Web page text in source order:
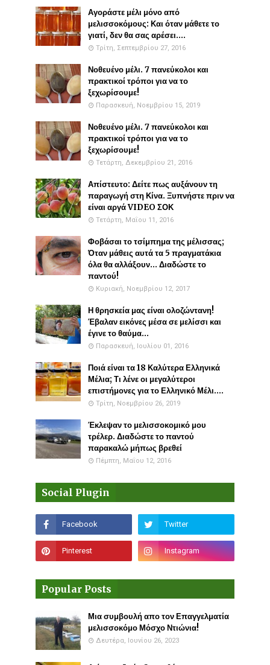
Αγοράστε μέλι μόνο από
μελισσοκόμους: Και όταν μάθετε το
γιατί, δεν θα σας αρέσει....
Τρίτη, Σεπτεμβρίου 27, 2016
Νοθευένο μέλι. 7 πανεύκολοι και
πρακτικοί τρόποι για να το
ξεχωρίσουμε!
Παρασκευή, Νοεμβρίου 15, 2019
Νοθευένο μέλι. 7 πανεύκολοι και
πρακτικοί τρόποι για να το
ξεχωρίσουμε!
Τετάρτη, Δεκεμβρίου 21, 2016
Απίστευτο: Δείτε πως αυξάνουν τη
παραγωγή στη Κίνα. Ξυπνήστε πριν να
είναι αργά VIDEO ΣΟΚ
Τετάρτη, Μαΐου 11, 2016
Φοβάσαι το τσίμπημα της μέλισσας;
Όταν μάθεις αυτά τα 5 πραγματάκια
όλα θα αλλάξουν... Διαδώστε το
παντού!
Κυριακή, Νοεμβρίου 12, 2017
Η θρησκεία μας είναι ολοζώντανη!
Έβαλαν εικόνες μέσα σε μελίσσι και
έγινε το θαύμα...
Παρασκευή, Ιουλίου 01, 2016
Ποιά είναι τα 18 Καλύτερα Ελληνικά
Μέλια; Τι λένε οι μεγαλύτεροι
επιστήμονες για το Ελληνικό Μέλι....
Τρίτη, Νοεμβρίου 26, 2019
Έκλεψαν το μελισσοκομικό μου
τρέλερ. Διαδώστε το παντού
παρακαλώ μήπως βρεθεί
Πέμπτη, Μαΐου 12, 2016
Social Plugin
Popular Posts
Μια συμβουλή απο τον Επαγγελματία
μελισσοκόμο Μόσχο Ντιώνια!
Δευτέρα, Ιουνίου 26, 2023